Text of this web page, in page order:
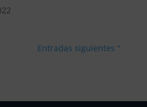
Entradas siguientes "